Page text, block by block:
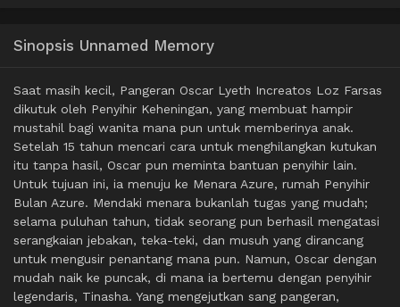
Sinopsis Unnamed Memory
Saat masih kecil, Pangeran Oscar Lyeth Increatos Loz Farsas
dikutuk oleh Penyihir Keheningan, yang membuat hampir
mustahil bagi wanita mana pun untuk memberinya anak.
Setelah 15 tahun mencari cara untuk menghilangkan kutukan
itu tanpa hasil, Oscar pun meminta bantuan penyihir lain.
Untuk tujuan ini, ia menuju ke Menara Azure, rumah Penyihir
Bulan Azure. Mendaki menara bukanlah tugas yang mudah;
selama puluhan tahun, tidak seorang pun berhasil mengatasi
serangkaian jebakan, teka-teki, dan musuh yang dirancang
untuk mengusir penantang mana pun. Namun, Oscar dengan
mudah naik ke puncak, di mana ia bertemu dengan penyihir
legendaris, Tinasha. Yang mengejutkan sang pangeran,